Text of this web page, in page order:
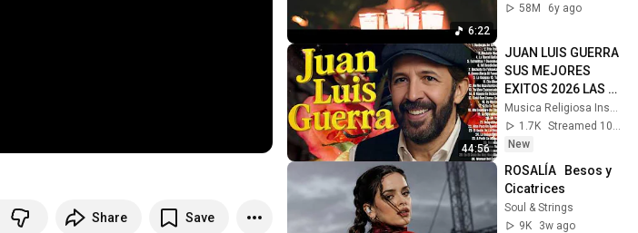
Share Save
6:22
58M
6y ago
44:56
JUAN LUIS GUERRA
SUS MEJORES
EXITOS 2026 LAS 30
MEJORES
CANCIONES DE
JUAN LUIS GUERRA
1.7K
New
ROSALÍA   Besos y
Cicatrices
Soul & Strings
9K
3w ago